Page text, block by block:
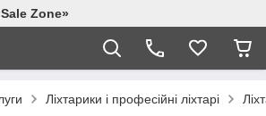
Zone»
Ліхтарики і професійні ліхтарі